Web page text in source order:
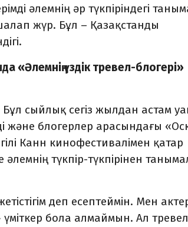
әлемнің әр түкпіріндегі
жүр. Бұл – Қазақстанды
«Әлемнің үздік тревел-блогері»
сыйлық сегіз жылдан астам
және блогерлер арасындағы
Канн кинофестивалімен қатар
әлемнің түкпір-түкпірінен
деп есептеймін. Мен
бола алмаймын. Ал